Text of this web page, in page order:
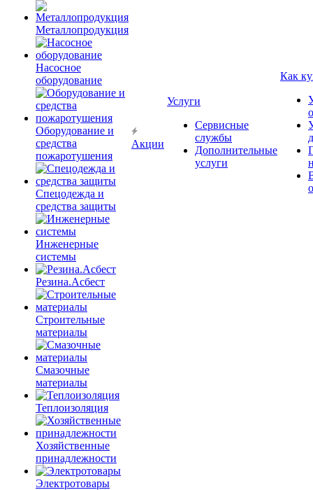
Металлопродукция
Насосное
оборудование
Оборудование и
средства
пожаротушения
Спецодежда и
средства защиты
Инженерные
системы
Резина.Асбест
Строительные
материалы
Смазочные
материалы
Теплоизоляция
Хозяйственные
принадлежности
Электротовары
Акции
Услуги
Сервисные
службы
Дополнительные
услуги
Как